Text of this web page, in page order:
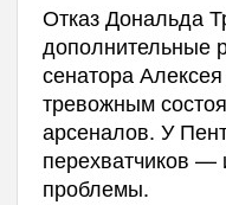
Отказ Дональда
дополнительные
сенатора
тревожным
арсеналов. У
перехватчиков —
проблемы.